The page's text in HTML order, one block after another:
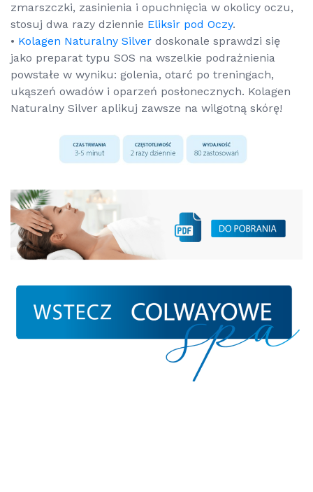
zmarszczki, zasinienia i opuchnięcia w okolicy oczu,
stosuj dwa razy dziennie Eliksir pod Oczy.
• Kolagen Naturalny Silver doskonale sprawdzi się
jako preparat typu SOS na wszelkie podrażnienia
powstałe w wyniku: golenia, otarć po treningach,
ukąszeń owadów i oparzeń posłonecznych. Kolagen
Naturalny Silver aplikuj zawsze na wilgotną skórę!